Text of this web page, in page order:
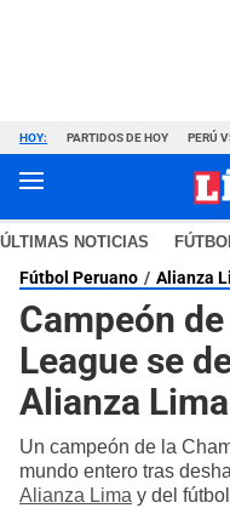
HOY: PARTIDOS DE HOY PERÚ
ÚLTIMAS NOTICIAS
Fútbol Peruano Alianza
Campeón
League se
Alianza
Un campeón de la
mundo entero tras
Alianza Lima y del